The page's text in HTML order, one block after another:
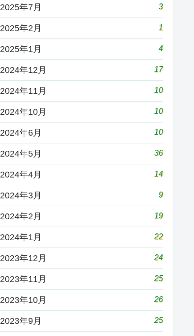
2025年7月 3
2025年2月 1
2025年1月 4
2024年12月 17
2024年11月 10
2024年10月 10
2024年6月 10
2024年5月 36
2024年4月 14
2024年3月 9
2024年2月 19
2024年1月 22
2023年12月 24
2023年11月 25
2023年10月 26
2023年9月 25